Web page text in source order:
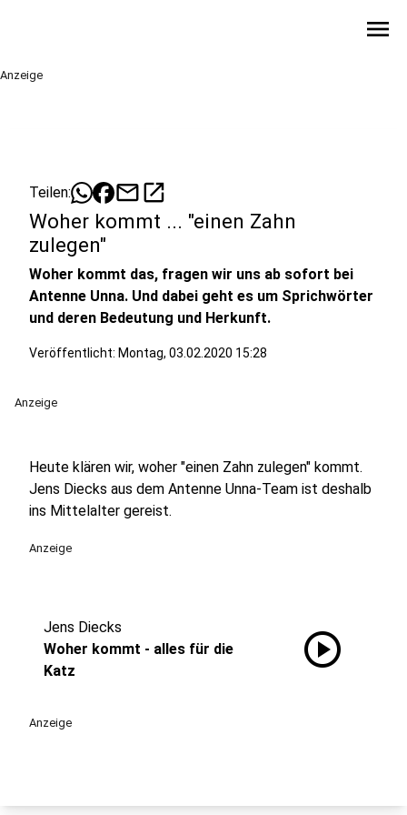
menu
Anzeige
Teilen: mailopen_in_new
Woher kommt ... "einen Zahn
zulegen"
Woher kommt das, fragen wir uns ab sofort bei
Antenne Unna. Und dabei geht es um Sprichwörter
und deren Bedeutung und Herkunft.
Veröffentlicht: Montag, 03.02.2020 15:28
Anzeige
Heute klären wir, woher "einen Zahn zulegen" kommt.
Jens Diecks aus dem Antenne Unna-Team ist deshalb
ins Mittelalter gereist.
Anzeige
Jens Diecks
Woher kommt - alles für die
Katz
play_circle
Anzeige